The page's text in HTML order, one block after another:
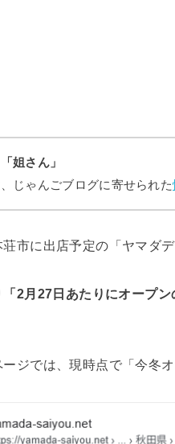
姐さん」
じゃんごブログに寄せられた
市に出店予定の「ヤマダ
「2月27日あたりにオープ
ジでは、現時点で「今冬